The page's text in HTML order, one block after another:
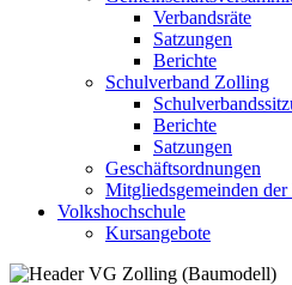
Verbandsräte
Satzungen
Berichte
Schulverband Zolling
Berichte
Satzungen
Geschäftsordnungen
Mitgliedsgemeinden
Volkshochschule
Kursangebote